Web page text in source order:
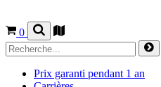
0
Prix garanti pendant 1 an